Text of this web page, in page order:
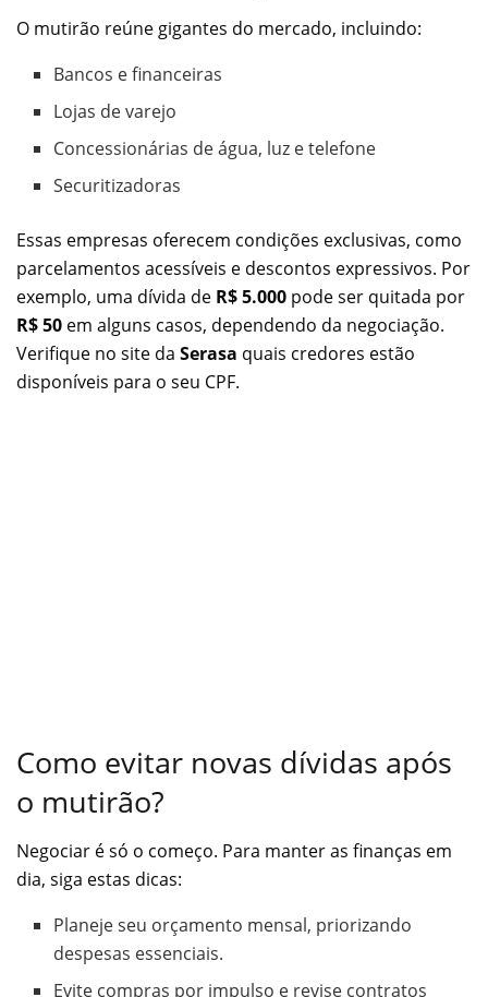
O mutirão reúne gigantes do mercado, incluindo:
Bancos e financeiras
Lojas de varejo
Concessionárias de água, luz e telefone
Securitizadoras
Essas empresas oferecem condições exclusivas, como
parcelamentos acessíveis e descontos expressivos. Por
exemplo, uma dívida de R$ 5.000 pode ser quitada por
R$ 50 em alguns casos, dependendo da negociação.
Verifique no site da Serasa quais credores estão
disponíveis para o seu CPF.
Como evitar novas dívidas após
o mutirão?
Negociar é só o começo. Para manter as finanças em
dia, siga estas dicas:
Planeje seu orçamento mensal, priorizando
despesas essenciais.
Evite compras por impulso e revise contratos